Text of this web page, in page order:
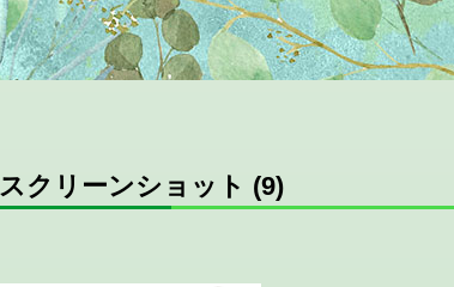
スクリーンショット (9)